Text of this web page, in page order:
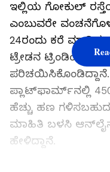
ಇಲ್ಲಿಯ ಗೋಕುಲ್
ಎಂಬುವರೇ
24ರಂದು ಕರೆ ಮಾಡಿದ
ಟ್ರೇಡನ ಟ್ರಿಂಡಿಂಗ್‌
ಪ್ಲಾಟ್‌ಫಾರ್ಮ್‌ನಲ್ಲಿ
ಹೆಚ್ಚು ಹಣ
ಮಾಹಿತಿ ಬಳಸಿ
ಹೇಳಿದ್ದಾನೆ.